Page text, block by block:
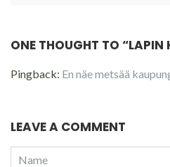
ONE THOUGHT TO “LAPIN
Pingback: En näe metsää
LEAVE A COMMENT